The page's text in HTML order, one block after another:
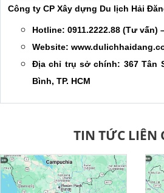
Công ty CP Xây dựng Du lịch Hải
Hotline: 0911.2222.88 (Tư vấn)
Website:
Địa chỉ trụ sở chính: 367 Tân
Bình, TP. HCM
TIN TỨC LIÊN